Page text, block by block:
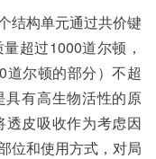
结构单元通过共价键
超过1000道尔顿，
道尔顿的部分）不超
有高生物活性的原
皮吸收作为考虑因
位和使用方式，对局